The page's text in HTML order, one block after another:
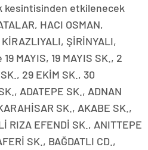
kesintisinden etkilenecek
HACI OSMAN,
ŞİRİNYALI,
MAYIS, 19 MAYIS SK., 2
29 EKİM SK., 30
ADATEPE SK., ADNAN
SK., AKABE SK.,
RIZA EFENDİ SK., ANITTEPE
SK., BAĞDATLI CD.,